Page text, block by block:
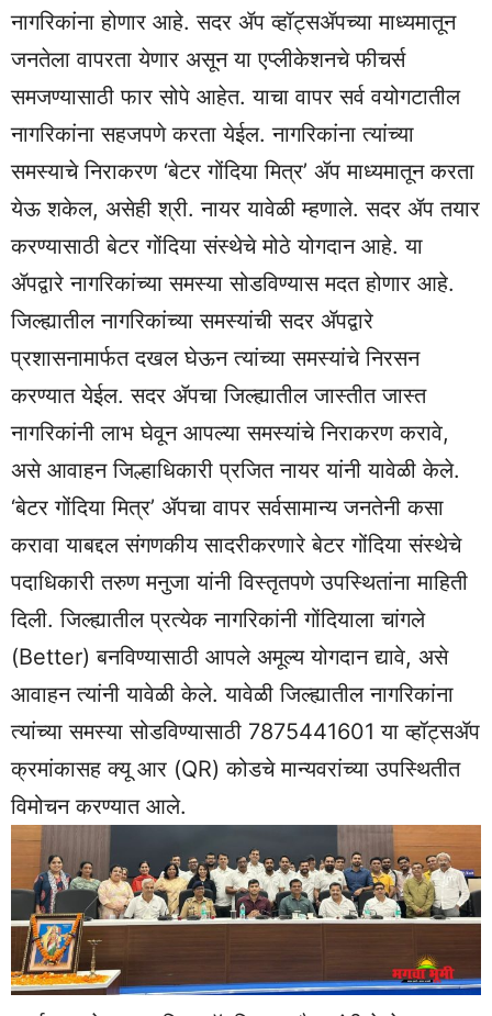
नागरिकांना होणार आहे. सदर ॲप व्हॉट्सॲपच्या माध्यमातून
जनतेला वापरता येणार असून या एप्लीकेशनचे फीचर्स
समजण्यासाठी फार सोपे आहेत. याचा वापर सर्व वयोगटातील
नागरिकांना सहजपणे करता येईल. नागरिकांना त्यांच्या
समस्याचे निराकरण ‘बेटर गोंदिया मित्र’ ॲप माध्यमातून करता
येऊ शकेल, असेही श्री. नायर यावेळी म्हणाले. सदर ॲप तयार
करण्यासाठी बेटर गोंदिया संस्थेचे मोठे योगदान आहे. या
ॲपद्वारे नागरिकांच्या समस्या सोडविण्यास मदत होणार आहे.
जिल्ह्यातील नागरिकांच्या समस्यांची सदर ॲपद्वारे
प्रशासनामार्फत दखल घेऊन त्यांच्या समस्यांचे निरसन
करण्यात येईल. सदर ॲपचा जिल्ह्यातील जास्तीत जास्त
नागरिकांनी लाभ घेवून आपल्या समस्यांचे निराकरण करावे,
असे आवाहन जिल्हाधिकारी प्रजित नायर यांनी यावेळी केले.
‘बेटर गोंदिया मित्र’ ॲपचा वापर सर्वसामान्य जनतेनी कसा
करावा याबद्दल संगणकीय सादरीकरणारे बेटर गोंदिया संस्थेचे
पदाधिकारी तरुण मनुजा यांनी विस्तृतपणे उपस्थितांना माहिती
दिली. जिल्ह्यातील प्रत्येक नागरिकांनी गोंदियाला चांगले
(Better) बनविण्यासाठी आपले अमूल्य योगदान द्यावे, असे
आवाहन त्यांनी यावेळी केले. यावेळी जिल्ह्यातील नागरिकांना
त्यांच्या समस्या सोडविण्यासाठी 7875441601 या व्हॉट्सॲप
क्रमांकासह क्यू आर (QR) कोडचे मान्यवरांच्या उपस्थितीत
विमोचन करण्यात आले.